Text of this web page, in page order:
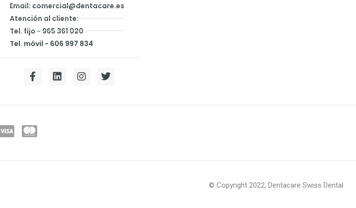
Email: comercial@dentacare.es
Atención al cliente:
Tel. fijo - 965 361 020
Tel. móvil - 606 997 834
© Copyright 2022, Dentacare Swiss Dental